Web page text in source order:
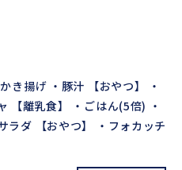
き揚げ ・豚汁 【おやつ】 ・
【離乳食】 ・ごはん(5倍) ・
ラダ 【おやつ】 ・フォカッチ